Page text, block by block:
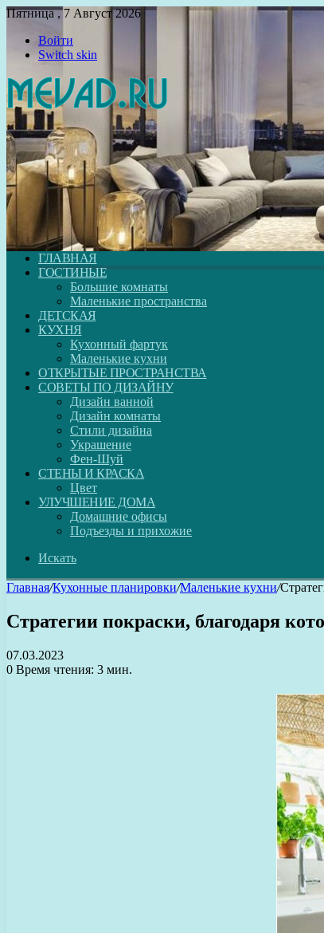
Пятница , 7 Август 2026
Войти
Switch skin
ГЛАВНАЯ
ГОСТИНЫЕ
Большие комнаты
Маленькие пространства
ДЕТСКАЯ
КУХНЯ
Кухонный фартук
Маленькие кухни
ОТКРЫТЫЕ ПРОСТРАНСТВА
СОВЕТЫ ПО ДИЗАЙНУ
Дизайн ванной
Дизайн комнаты
Стили дизайна
Украшение
Фен-Шуй
СТЕНЫ И КРАСКА
Цвет
УЛУЧШЕНИЕ ДОМА
Домашние офисы
Подъезды и прихожие
Искать
Главная/Кухонные планировки/Маленькие кухни/
Стратегии покраски, благодаря
07.03.2023
0 Время чтения: 3 мин.